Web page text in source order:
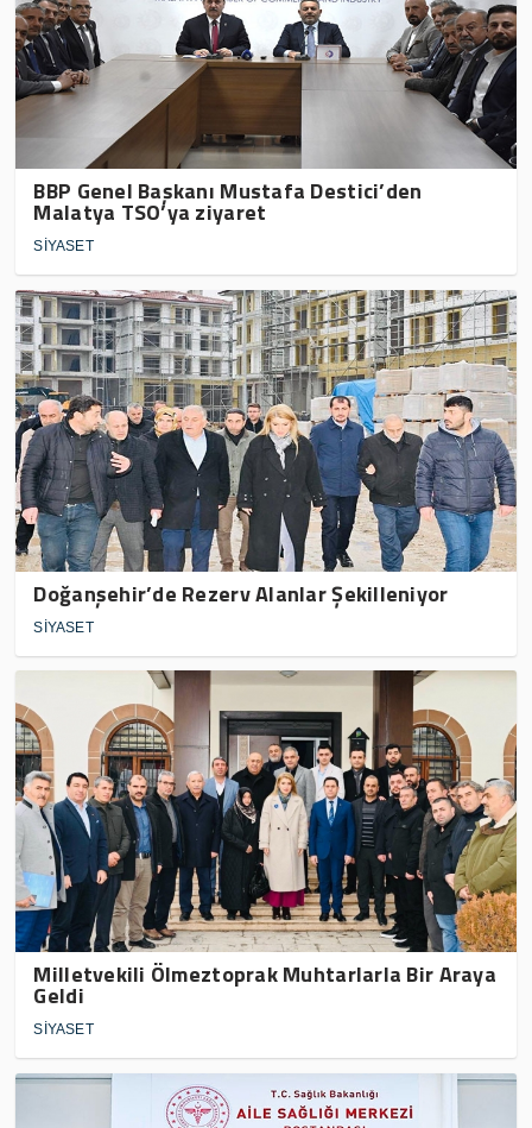
BBP Genel Başkanı Mustafa Destici’den
Malatya TSO’ya ziyaret
SİYASET
Doğanşehir’de Rezerv Alanlar Şekilleniyor
SİYASET
Milletvekili Ölmeztoprak Muhtarlarla Bir Araya
Geldi
SİYASET